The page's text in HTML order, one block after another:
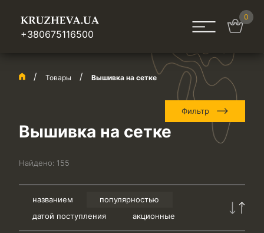
+380675116500
0
Товары Вышивка на сетке
Фильтр
Вышивка на сетке
Найдено: 155
названием
популярностью
датой поступления
акционные